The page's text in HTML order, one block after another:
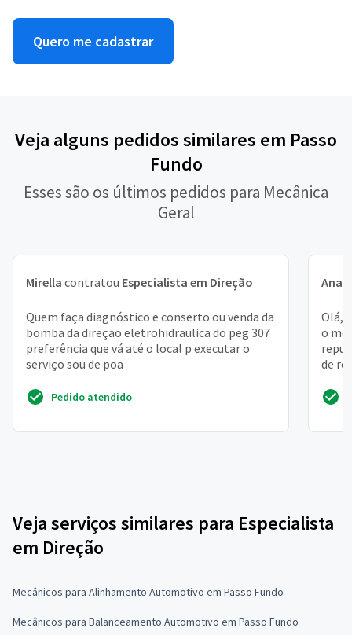
Quero me cadastrar
Veja alguns pedidos similares em Passo
Fundo
Esses são os últimos pedidos para Mecânica
Geral
Mirella contratou Especialista em Direção
Quem faça diagnóstico e conserto ou venda da
bomba da direção eletrohidraulica do peg 307
preferência que vá até o local p executar o
serviço sou de poa
Pedido atendido
Ana
Olá,
o
de
Veja serviços similares para Especialista
em Direção
Mecânicos para Alinhamento Automotivo em Passo Fundo
Mecânicos para Balanceamento Automotivo em Passo Fundo